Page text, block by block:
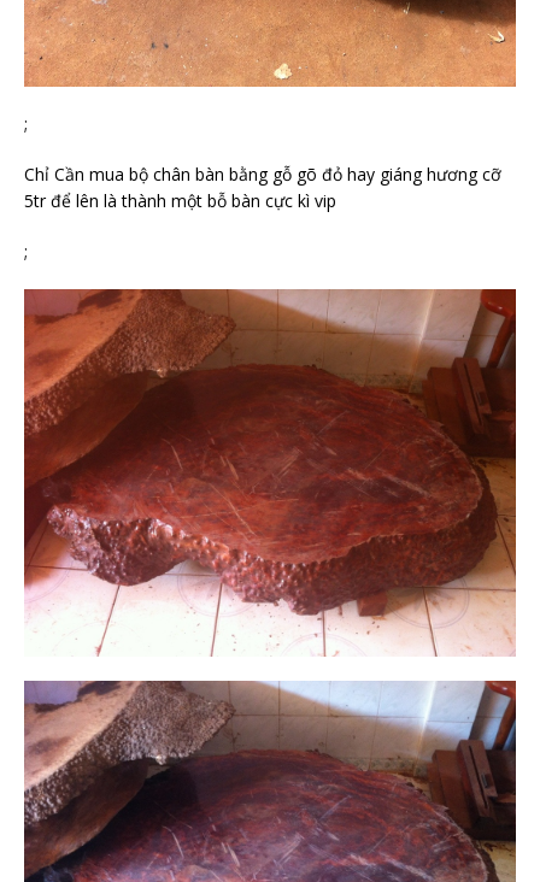
;
Chỉ Cần mua bộ chân bàn bằng gỗ gõ đỏ hay giáng hương cỡ
5tr để lên là thành một bỗ bàn cực kì vip
;